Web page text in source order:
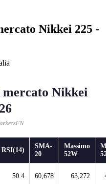
Nikkei 225 -
Nikkei
RSI(14)
SMA-
20
Massimo
52W
50.4 60,678 63,272